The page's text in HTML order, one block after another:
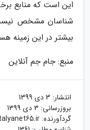
این است که منابع
شناسان مشخص
بیشتر در این زمینه
منبع: جام جم آنلاین
انتشار: 3 دی 1399
بروزرسانی: 3 دی 1399
گردآورنده: